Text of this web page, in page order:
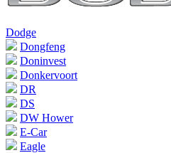
Dodge
Dongfeng
Doninvest
Donkervoort
DR
DS
DW Hower
E-Car
Eagle